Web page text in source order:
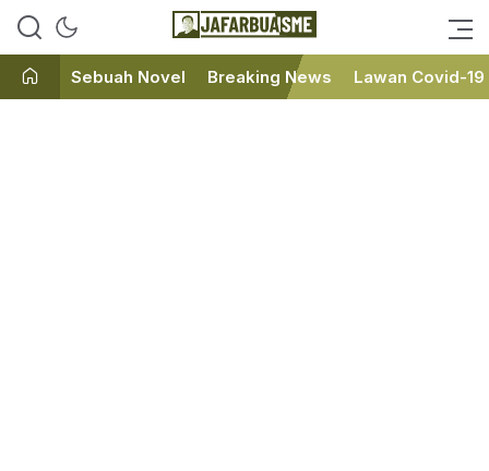
JafarBua
Ini bukan Media Online, Ini
Sebuah Novel Breaking News Lawan Covid-19